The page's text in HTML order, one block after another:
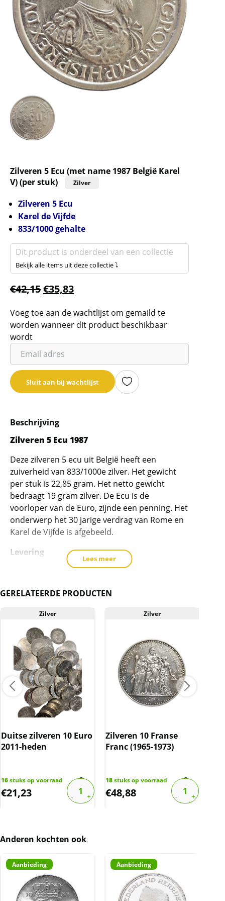
Zilveren 5 Ecu (met name 1987 België Karel
V) (per stuk)
Zilver
Zilveren 5 Ecu
Karel de Vijfde
833/1000 gehalte
Dit product is onderdeel van een collectie
Bekijk alle items uit deze collectie ⤵
€42,15€35,83
Voeg toe aan de wachtlijst om gemaild te
worden wanneer dit product beschikbaar
wordt
Vul
je
email
adres
de
wachtlijst
dit
product
toe
te
voegen
Sluit aan bij wachtlijst
Beschrijving
Zilveren 5 Ecu 1987
Deze zilveren 5 ecu uit België heeft een
zuiverheid van 833/1000e zilver. Het gewicht
per stuk is 22,85 gram. Het netto gewicht
bedraagt 19 gram zilver. De Ecu is de
voorloper van de Euro, zijnde een penning. Het
onderwerp het 30 jarige verdrag van Rome en
Karel de Vijfde is afgebeeld.
Levering
De munten worden in een gripzakje.
De munten zijn van wisselende kwaliteit,
Lees meer
GERELATEERDE PRODUCTEN
Zilver
Duitse zilveren 10 Euro
2011-heden
16stuks op voorraad
€21,23
Zilver
Zilveren 10 Franse
Franc (1965-1973)
18stuks op voorraad
€48,88
Anderen kochten ook
Aanbieding Aanbieding